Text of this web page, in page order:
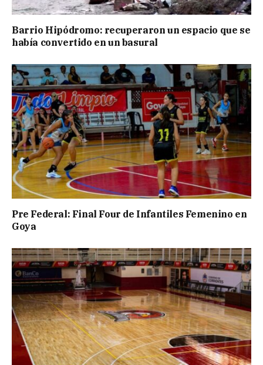
Barrio Hipódromo: recuperaron un espacio que se
había convertido en un basural
Pre Federal: Final Four de Infantiles Femenino en
Goya